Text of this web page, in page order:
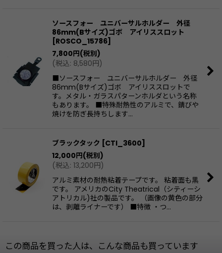
ソースフォー ユニバーサルホルダー 外径
86mm(Bサイズ)ゴボ アイリススロット
[ROSCO_15786]
7,800円(税別)
(税込: 8,580円)
■ソースフォー ユニバーサルホルダー 外径
86mm(Bサイズ)ゴボ アイリススロットで
す。メタル・ガラスパターンホルダという名称
もあります。 ■特殊耐熱性のアルミで、錆びや
焼けを防ぎ長持ちします…
ブラックタック [CTI_3600]
12,000円(税別)
(税込: 13,200円)
アルミ素材の耐熱粘着テープです。 粘着面も黒
です。 アメリカのCity Theatrical（シティーシ
アトリカル)社の製品です。 （画像の黄色の部分
は、剥離ライナーです） ■特徴 ・つ…
この商品を買った人は、こんな商品も買っています